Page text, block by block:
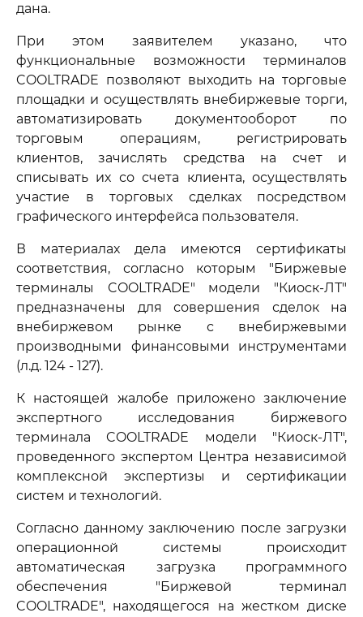
дана.
При этом заявителем указано, что
функциональные возможности терминалов
COOLTRADE позволяют выходить на торговые
площадки и осуществлять внебиржевые торги,
автоматизировать документооборот по
торговым операциям, регистрировать
клиентов, зачислять средства на счет и
списывать их со счета клиента, осуществлять
участие в торговых сделках посредством
графического интерфейса пользователя.
В материалах дела имеются сертификаты
соответствия, согласно которым "Биржевые
терминалы COOLTRADE" модели "Киоск-ЛТ"
предназначены для совершения сделок на
внебиржевом рынке с внебиржевыми
производными финансовыми инструментами
(л.д. 124 - 127).
К настоящей жалобе приложено заключение
экспертного исследования биржевого
терминала COOLTRADE модели "Киоск-ЛТ",
проведенного экспертом Центра независимой
комплексной экспертизы и сертификации
систем и технологий.
Согласно данному заключению после загрузки
операционной системы происходит
автоматическая загрузка программного
обеспечения "Биржевой терминал
COOLTRADE", находящегося на жестком диске